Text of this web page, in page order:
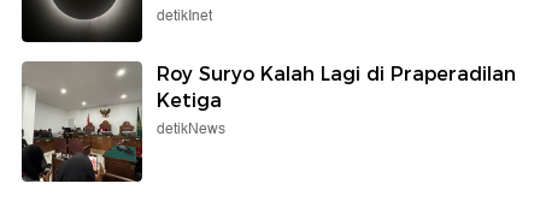
detikInet
Roy Suryo Kalah Lagi di Praperadilan
Ketiga
detikNews